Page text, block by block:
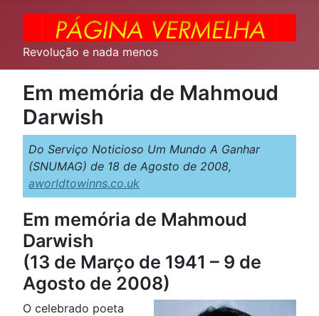
Revolução e nada menos
Em memória de Mahmoud
Darwish
Do Serviço Noticioso Um Mundo A Ganhar
(SNUMAG) de 18 de Agosto de 2008,
aworldtowinns.co.uk
Em memória de Mahmoud
Darwish
(13 de Março de 1941 – 9 de
Agosto de 2008)
O celebrado poeta